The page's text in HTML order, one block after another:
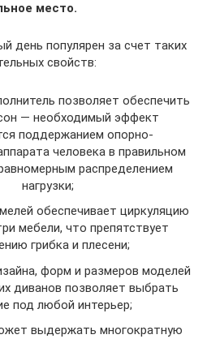
место.
день популярен за счет таких
свойств:
позволяет обеспечить
— необходимый эффект
поддержанием опорно-
человека в правильном
распределением
нагрузки;
обеспечивает циркуляцию
мебели, что препятствует
грибка и плесени;
форм и размеров моделей
диванов позволяет выбрать
под любой интерьер;
выдержать многократную